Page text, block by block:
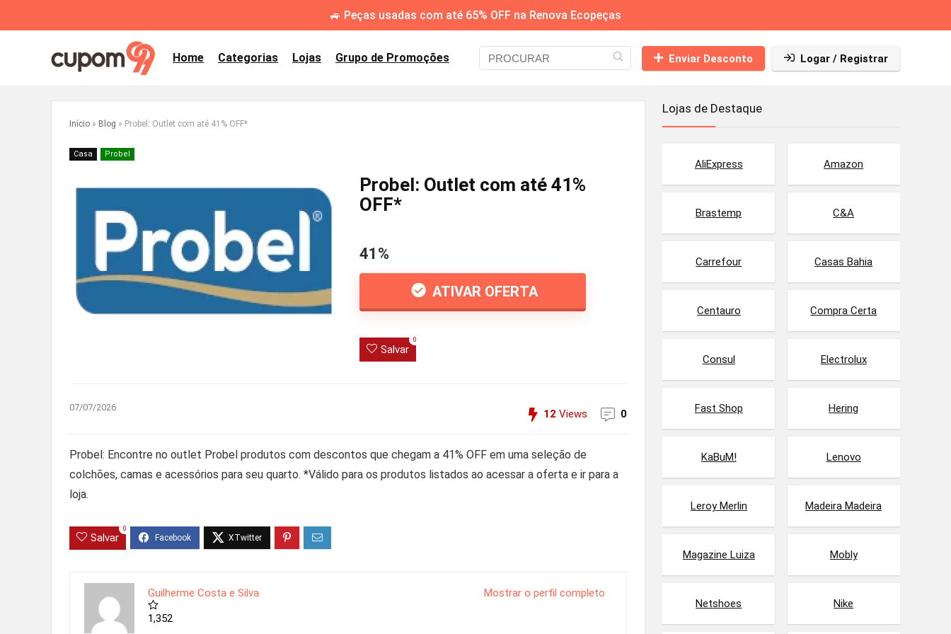
🚙 Peças usadas com até 65% OFF na Renova Ecopeças
Home Categorias Lojas Grupo de Promoções Enviar Desconto Logar / Registrar
Início » Blog » Probel: Outlet com até 41% OFF*
Casa Probel
Probel: Outlet com até 41%
OFF*
41%
ATIVAR OFERTA
Salvar
0
07/07/2026
12 Views 0
Probel: Encontre no outlet Probel produtos com descontos que chegam a 41% OFF em uma seleção de
colchões, camas e acessórios para seu quarto. *Válido para os produtos listados ao acessar a oferta e ir para a
loja.
Salvar
0
Mostrar o perfil completo
Guilherme Costa e Silva
1,352
Lojas de Destaque
AliExpress Amazon
Brastemp C&A
Carrefour Casas Bahia
Centauro Compra Certa
Consul Electrolux
Fast Shop Hering
KaBuM! Lenovo
Leroy Merlin Madeira Madeira
Magazine Luiza Mobly
Netshoes Nike